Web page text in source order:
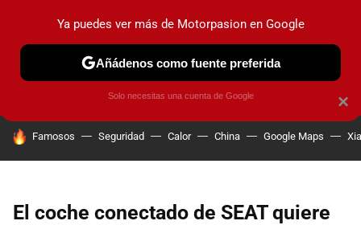
PRUEBAS COCHES ELÉCTRICOS OBSERVATORIO
HOY SE HABLA DE
Famosos Seguridad Calor China Google Maps
El coche conectado de SEAT quiere
×
Ya puedes ver más de Motorpasion en Google
Añádenos como fuente preferida
Solo necesitas una cuenta de Google